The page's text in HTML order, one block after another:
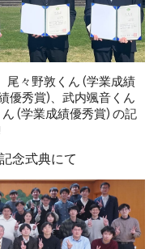
尾々野敦くん (学業成績
優秀賞)、武内颯音くん
(学業成績優秀賞) の記
念式典にて